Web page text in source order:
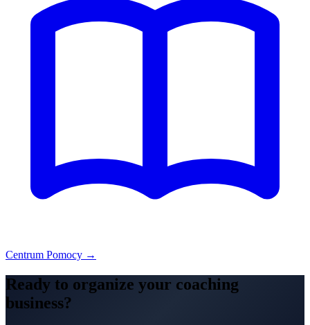
Centrum Pomocy →
Ready to organize your coaching
business?